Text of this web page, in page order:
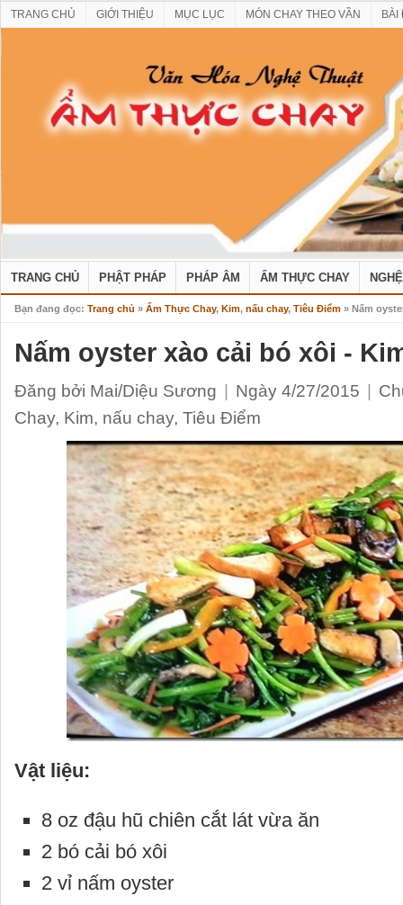
TRANG CHỦ GIỚI THIỆU MỤC LỤC MÓN CHAY THEO VẦN BÀI
TRANG CHỦ PHẬT PHÁP PHÁP ÂM ẨM THỰC CHAY
Bạn đang đọc: Trang chủ » Ẩm Thực Chay, Kim, nấu chay, Tiêu Điểm » Nấm
Nấm oyster xào cải bó xôi -
Đăng bởi Mai/Diệu Sương Ngày 4/27/2015
Chay, Kim, nấu chay, Tiêu Điểm
Vật liệu:
8 oz đậu hũ chiên cắt lát vừa ăn
2 bó cải bó xôi
2 vỉ nấm oyster